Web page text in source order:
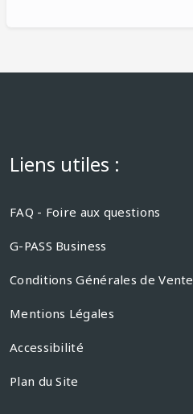
Liens utiles :
FAQ - Foire aux questions
G-PASS Business
Conditions Générales de Vente
Mentions Légales
Accessibilité
Plan du Site